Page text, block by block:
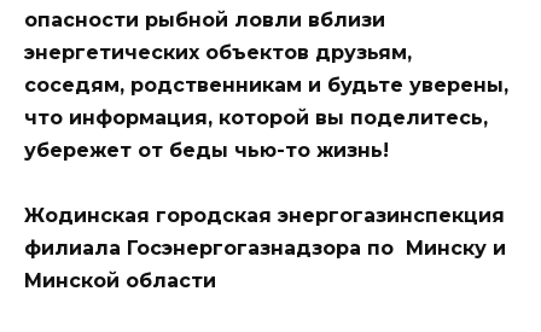
опасности рыбной ловли вблизи
энергетических объектов друзьям,
соседям, родственникам и будьте уверены,
что информация, которой вы поделитесь,
убережет от беды чью-то жизнь!
Жодинская городская энергогазинспекция
филиала Госэнергогазнадзора по Минску и
Минской области